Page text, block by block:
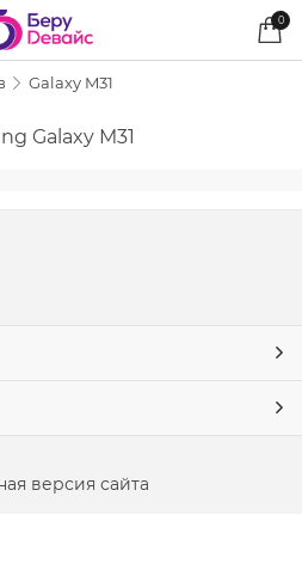
0
Galaxy M31
Galaxy M31
версия сайта